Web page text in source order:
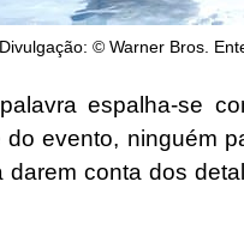
© Warner Bros.
espalha-se
evento, ninguém
conta dos